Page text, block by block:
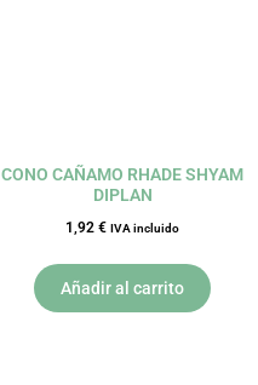
CONO CAÑAMO RHADE SHYAM
DIPLAN
1,92 € IVA incluido
Añadir al carrito